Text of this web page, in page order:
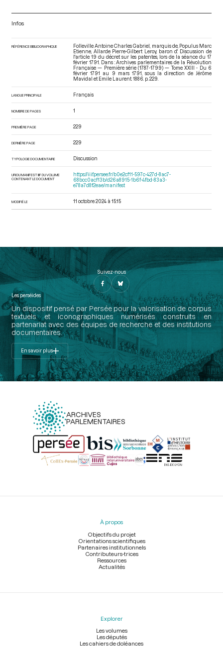
Infos
RÉFÉRENCE BIBLIOGRAPHIQUE
Folleville Antoine Charles Gabriel, marquis de, Populus Marc
Etienne, Allarde Pierre-Gilbert Leroy, baron d'. Discussion de
l'article 19 du décret sur les patentes, lors de la séance du 17
février 1791. Dans : Archives parlementaires de la Révolution
Française — Première série (1787-1799) — Tome XXIII - Du 6
février 1791 au 9 mars 1791
, sous la direction de Jérôme
Mavidal et Emile Laurent. 1886. p. 229.
LANGUE PRINCIPALE Français
NOMBRE DE PAGES 1
PREMIÈRE PAGE 229
DERNIÈRE PAGE 229
TYPOLOGIE DOCUMENTAIRE Discussion
URI DU MANIFEST IIIF DU VOLUME
CONTENANT LE DOCUMENT
https://iiif.persee.fr/b0e2cf11-597c-427d-8ac7-
68bcc0acf13b/d26a8915-1b6f-4fbd-83a3-
e78a7d8f2eae/manifest
MODIFIÉ LE 11 octobre 2024 à 15:15
Suivez-nous
Les perséides
Un dispositif pensé par Persée pour la valorisation de corpus
textuels et iconographiques numérisés construits en
partenariat avec des équipes de recherche et des institutions
documentaires.
En savoir plus
ARCHIVES
PARLEMENTAIRES
Menu
À propos
Objectifs du projet
Orientations scientifiques
Partenaires institutionnels
Contributeurs-trices
Ressources
Actualités
Explorer
Les volumes
Les députés
Les cahiers de doléances